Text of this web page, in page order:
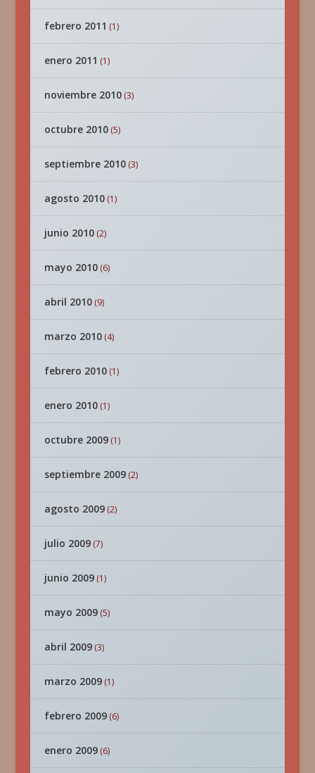
febrero 2011 (1)
enero 2011 (1)
noviembre 2010(3)
octubre 2010(5)
septiembre 2010(3)
agosto 2010(1)
junio 2010(2)
mayo 2010(6)
abril 2010(9)
marzo 2010(4)
febrero 2010(1)
enero 2010(1)
octubre 2009(1)
septiembre 2009(2)
agosto 2009(2)
julio 2009(7)
junio 2009(1)
mayo 2009(5)
abril 2009(3)
marzo 2009(1)
febrero 2009(6)
enero 2009(6)